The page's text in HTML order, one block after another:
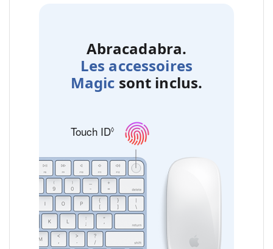
Abracadabra.
Les accessoires
Magic sont inclus.
Touch ID◊Renvoi aux mentions légales